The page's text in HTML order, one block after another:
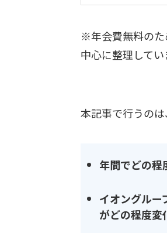
※年会費無料のた
中心に整理してい
本記事で行うのは
年間でどの程
イオングルー
がどの程度変